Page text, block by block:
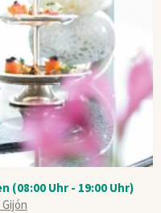
(08:00 Uhr - 19:00 Uhr)